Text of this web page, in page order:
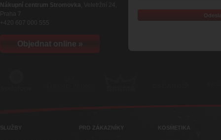
Nákupní centrum Stromovka , Veletržní 24,
Praha 7
+420 607 000 555
Objednat online »
SLUŽBY PRO ZÁKAZNÍKY KOSMETIKA